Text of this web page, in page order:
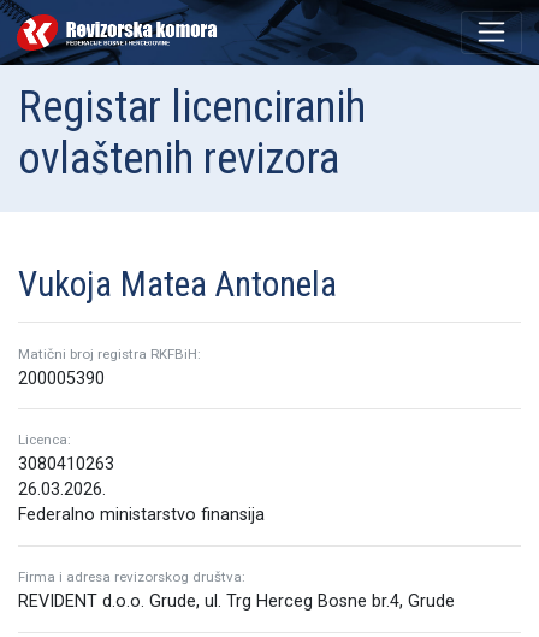
Registar licenciranih
ovlaštenih revizora
Vukoja Matea Antonela
Matični broj registra RKFBiH:
200005390
Licenca:
3080410263
26.03.2026.
Federalno ministarstvo finansija
Firma i adresa revizorskog društva:
REVIDENT d.o.o. Grude, ul. Trg Herceg Bosne br.4, Grude